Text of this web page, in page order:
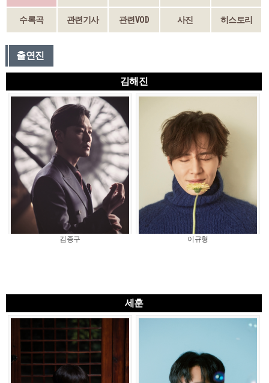
수록곡 관련기사 관련VOD 사진 히스토리
출연진
김해진
김종구 이규형
세훈